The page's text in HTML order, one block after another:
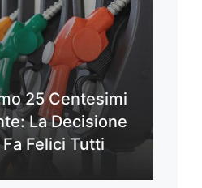
25 Centesimi
La Decisione
Felici Tutti